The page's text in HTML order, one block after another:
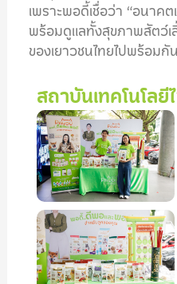
เพราะพอดี้เชื่อว่า “อนาคต
พร้อมดูแลทั้งสุขภาพสัตว์
ของเยาวชนไทยไปพร้อมกัน
สถาบันเทคโนโล